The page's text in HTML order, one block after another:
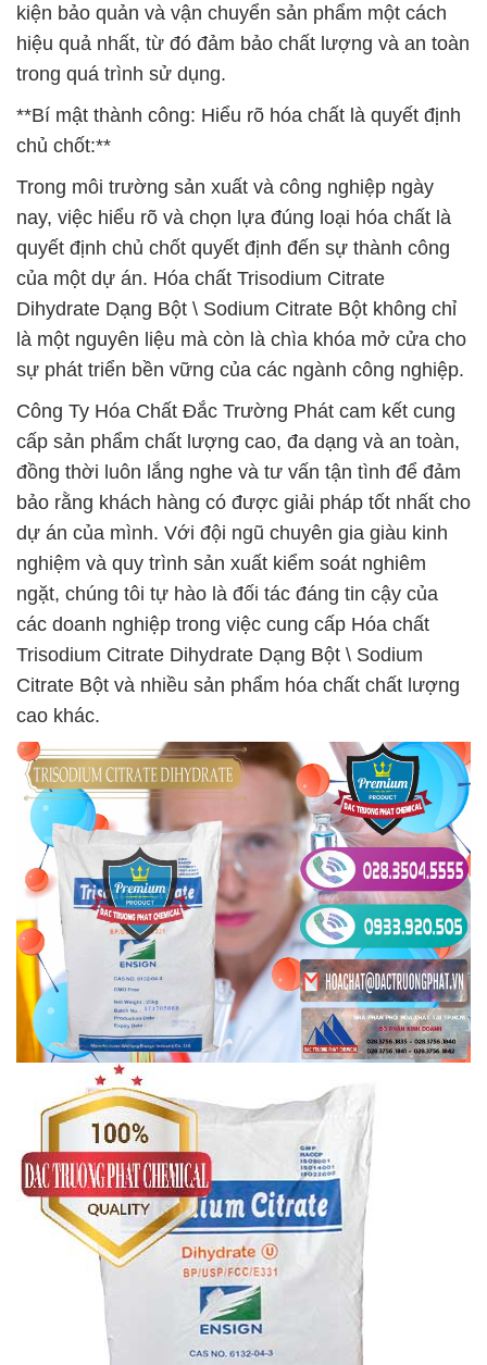
kiện bảo quản và vận chuyển sản phẩm một cách
hiệu quả nhất, từ đó đảm bảo chất lượng và an toàn
trong quá trình sử dụng.
**Bí mật thành công: Hiểu rõ hóa chất là quyết định
chủ chốt:**
Trong môi trường sản xuất và công nghiệp ngày
nay, việc hiểu rõ và chọn lựa đúng loại hóa chất là
quyết định chủ chốt quyết định đến sự thành công
của một dự án. Hóa chất Trisodium Citrate
Dihydrate Dạng Bột \ Sodium Citrate Bột không chỉ
là một nguyên liệu mà còn là chìa khóa mở cửa cho
sự phát triển bền vững của các ngành công nghiệp.
Công Ty Hóa Chất Đắc Trường Phát cam kết cung
cấp sản phẩm chất lượng cao, đa dạng và an toàn,
đồng thời luôn lắng nghe và tư vấn tận tình để đảm
bảo rằng khách hàng có được giải pháp tốt nhất cho
dự án của mình. Với đội ngũ chuyên gia giàu kinh
nghiệm và quy trình sản xuất kiểm soát nghiêm
ngặt, chúng tôi tự hào là đối tác đáng tin cậy của
các doanh nghiệp trong việc cung cấp Hóa chất
Trisodium Citrate Dihydrate Dạng Bột \ Sodium
Citrate Bột và nhiều sản phẩm hóa chất chất lượng
cao khác.